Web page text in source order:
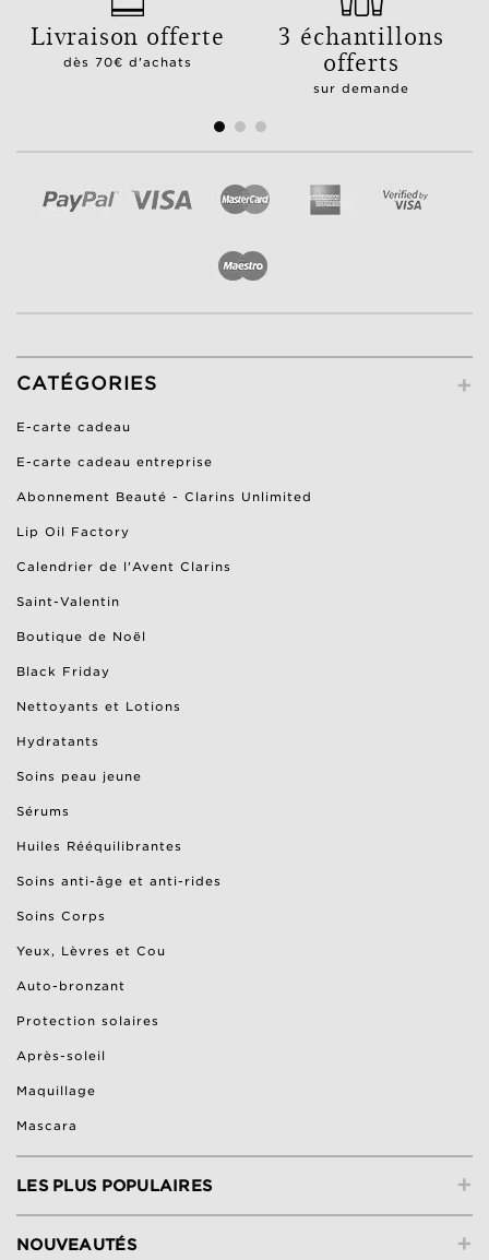
Livraison offerte
dès 70€ d'achats
3 échantillons
offerts
sur demande
+
CATÉGORIES
E-carte cadeau
E-carte cadeau entreprise
Abonnement Beauté - Clarins Unlimited
Lip Oil Factory
Calendrier de l'Avent Clarins
Saint-Valentin
Boutique de Noël
Black Friday
Nettoyants et Lotions
Hydratants
Soins peau jeune
Sérums
Huiles Rééquilibrantes
Soins anti-âge et anti-rides
Soins Corps
Yeux, Lèvres et Cou
Auto-bronzant
Protection solaires
Après-soleil
Maquillage
Mascara
+
LES PLUS POPULAIRES
+
NOUVEAUTÉS